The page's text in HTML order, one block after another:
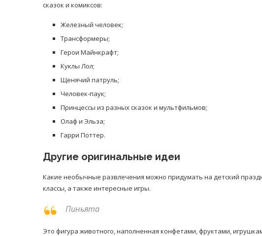
сказок и комиксов:
Железный человек;
Трансформеры;
Герои Майнкрафт;
Куклы Лол;
Щенячий патруль;
Человек-паук;
Принцессы из разных сказок и мультфильмов;
Олаф и Эльза;
Гарри Поттер.
Другие оригинальные идеи
Какие необычные развлечения можно придумать на детский
классы, а также интересные игры.
Пиньята
Это фигура животного, наполненная конфетами, фруктами,